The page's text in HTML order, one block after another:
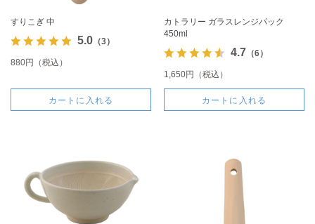
すりこぎ 中
5.0（3）
880円（税込）
カートに入れる
カトラリー ガラスレンジパック
450ml
4.7 （6）
1,650円（税込）
カートに入れる